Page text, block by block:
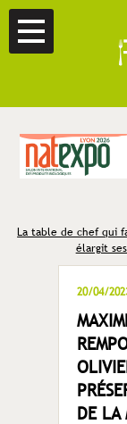
La table de chef qui
élargit
20/04/
DE LA